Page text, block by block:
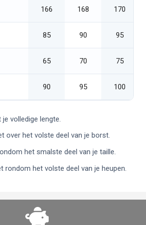
166 168 170
85 90 95
65 70 75
90 95 100
je volledige lengte.
over het volste deel van je borst.
het smalste deel van je taille.
rondom het volste deel van je heupen.